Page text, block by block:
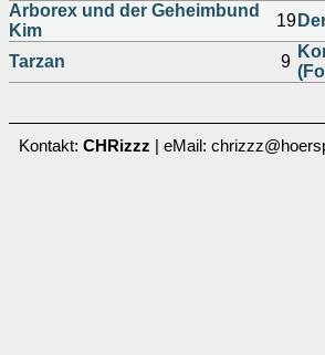
Arborex und der Geheimbund
Kim
19
Tarzan 9
Kontakt: CHRizzz | eMail: